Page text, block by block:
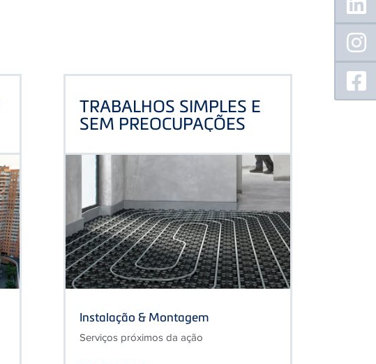
TRABALHOS SIMPLES E
SEM PREOCUPAÇÕES
Instalação & Montagem
Serviços próximos da ação